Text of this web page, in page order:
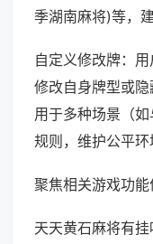
季湖南麻将)等，
自定义修改牌：用
修改自身牌型或
用于多种场景（
规则，维护公平环
聚焦相关游戏功能
天天黄石麻将有